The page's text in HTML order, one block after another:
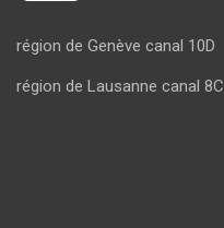
région de Genève canal 10D
région de Lausanne canal 8C